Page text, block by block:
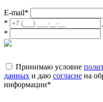
E-mail*
*
*
Принимаю условие
данных и даю согласие на
информации*